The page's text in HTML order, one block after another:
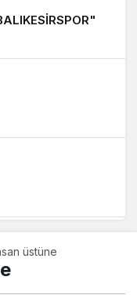
(24)
(23)
SEVGİSİ"
üstüne